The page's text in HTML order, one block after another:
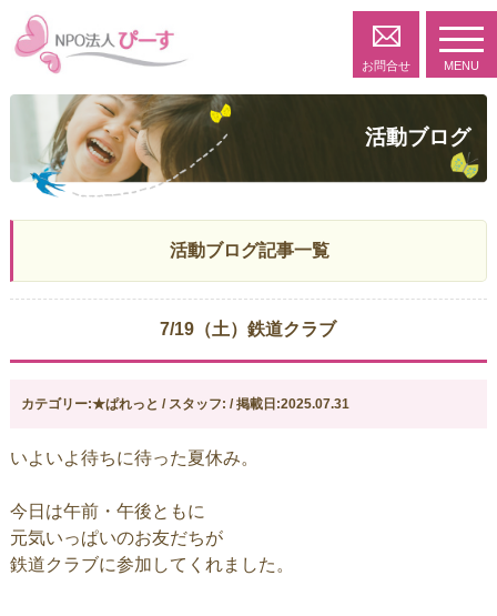
お問合せ MENU
活動ブログ
活動ブログ記事一覧
7/19（土）鉄道クラブ
カテゴリー:★ぱれっと / スタッフ: / 掲載日:2025.07.31
いよいよ待ちに待った夏休み。
今日は午前・午後ともに
元気いっぱいのお友だちが
鉄道クラブに参加してくれました。